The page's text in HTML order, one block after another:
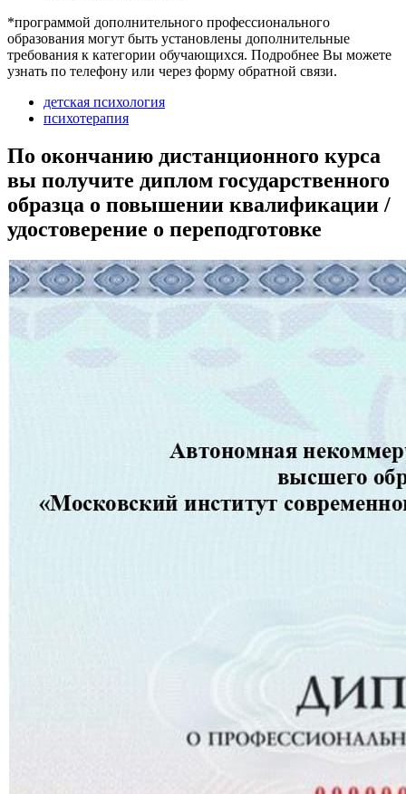
*программой дополнительного профессионального
образования могут быть установлены дополнительные
требования к категории обучающихся. Подробнее Вы можете
узнать по телефону или через форму обратной связи.
детская психология
психотерапия
По окончанию дистанционного курса
вы получите диплом государственного
образца о повышении квалификации /
удостоверение о переподготовке